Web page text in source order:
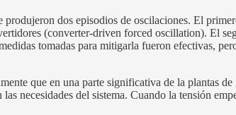
produjeron dos episodios de oscilaciones. El
(converter-driven forced oscillation). El
tomadas para mitigarla fueron efectivas,
que en una parte significativa de la plantas
necesidades del sistema. Cuando la tensión